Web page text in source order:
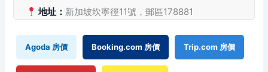
地址： 新加坡坎寧徑11號，郵區178881
Agoda 房價 Booking.com 房價 Trip.com 房價